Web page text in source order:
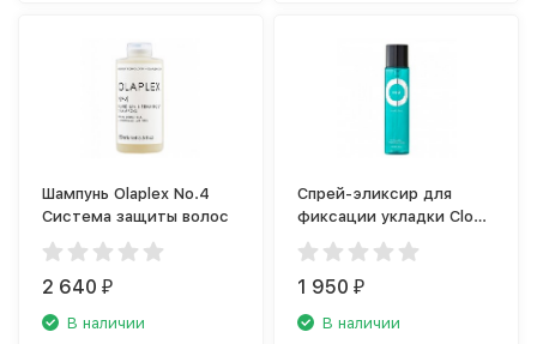
Шампунь Olaplex No.4
Система защиты волос
2 640₽
В наличии
Спрей-эликсир для
фиксации укладки Cloud
Nine Amplify Spray
C91415
1 950₽
В наличии